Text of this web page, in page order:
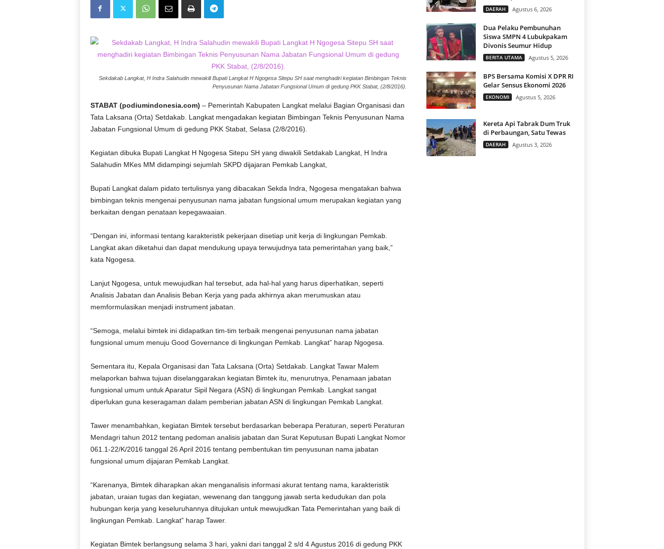
Sekdakab Langkat, H Indra Salahudin mewakili Bupati Langkat H Ngogesa Sitepu SH saat menghadiri kegiatan Bimbingan Teknis
Penyusunan Nama Jabatan Fungsional Umum di gedung PKK Stabat, (2/8/2016).
STABAT (podiumindonesia.com) – Pemerintah Kabupaten Langkat melalui Bagian Organisasi dan
Tata Laksana (Orta) Setdakab. Langkat mengadakan kegiatan Bimbingan Teknis Penyusunan Nama
Jabatan Fungsional Umum di gedung PKK Stabat, Selasa (2/8/2016).
Kegiatan dibuka Bupati Langkat H Ngogesa Sitepu SH yang diwakili Setdakab Langkat, H Indra
Salahudin MKes MM didampingi sejumlah SKPD dijajaran Pemkab Langkat,
Bupati Langkat dalam pidato tertulisnya yang dibacakan Sekda Indra, Ngogesa mengatakan bahwa
bimbingan teknis mengenai penyusunan nama jabatan fungsional umum merupakan kegiatan yang
berkaitan dengan penataan kepegawaaian.
“Dengan ini, informasi tentang karakteristik pekerjaan disetiap unit kerja di lingkungan Pemkab.
Langkat akan diketahui dan dapat mendukung upaya terwujudnya tata pemerintahan yang baik,”
kata Ngogesa.
Lanjut Ngogesa, untuk mewujudkan hal tersebut, ada hal-hal yang harus diperhatikan, seperti
Analisis Jabatan dan Analisis Beban Kerja yang pada akhirnya akan merumuskan atau
memformulasikan menjadi instrument jabatan.
“Semoga, melalui bimtek ini didapatkan tim-tim terbaik mengenai penyusunan nama jabatan
fungsional umum menuju Good Governance di lingkungan Pemkab. Langkat” harap Ngogesa.
Sementara itu, Kepala Organisasi dan Tata Laksana (Orta) Setdakab. Langkat Tawar Malem
melaporkan bahwa tujuan diselanggarakan kegiatan Bimtek itu, menurutnya, Penamaan jabatan
fungsional umum untuk Aparatur Sipil Negara (ASN) di lingkungan Pemkab. Langkat sangat
diperlukan guna keseragaman dalam pemberian jabatan ASN di lingkungan Pemkab Langkat.
Tawer menambahkan, kegiatan Bimtek tersebut berdasarkan beberapa Peraturan, seperti Peraturan
Mendagri tahun 2012 tentang pedoman analisis jabatan dan Surat Keputusan Bupati Langkat Nomor
061.1-22/K/2016 tanggal 26 April 2016 tentang pembentukan tim penyusunan nama jabatan
fungsional umum dijajaran Pemkab Langkat.
“Karenanya, Bimtek diharapkan akan menganalisis informasi akurat tentang nama, karakteristik
jabatan, uraian tugas dan kegiatan, wewenang dan tanggung jawab serta kedudukan dan pola
hubungan kerja yang keseluruhannya ditujukan untuk mewujudkan Tata Pemerintahan yang baik di
lingkungan Pemkab. Langkat” harap Tawer.
Kegiatan Bimtek berlangsung selama 3 hari, yakni dari tanggal 2 s/d 4 Agustus 2016 di gedung PKK
DAERAH Agustus 6, 2026
Dua Pelaku Pembunuhan
Siswa SMPN 4 Lubukpakam
Divonis Seumur Hidup
BERITA UTAMA Agustus 5, 2026
BPS Bersama Komisi X DPR RI
Gelar Sensus Ekonomi 2026
EKONOMI Agustus 5, 2026
Kereta Api Tabrak Dum Truk
di Perbaungan, Satu Tewas
DAERAH Agustus 3, 2026